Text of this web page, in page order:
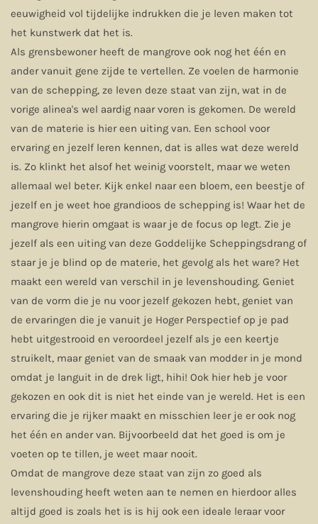
eeuwigheid vol tijdelijke indrukken die je leven maken tot
het kunstwerk dat het is.
Als grensbewoner heeft de mangrove ook nog het één en
ander vanuit gene zijde te vertellen. Ze voelen de harmonie
van de schepping, ze leven deze staat van zijn, wat in de
vorige alinea's wel aardig naar voren is gekomen. De wereld
van de materie is hier een uiting van. Een school voor
ervaring en jezelf leren kennen, dat is alles wat deze wereld
is. Zo klinkt het alsof het weinig voorstelt, maar we weten
allemaal wel beter. Kijk enkel naar een bloem, een beestje of
jezelf en je weet hoe grandioos de schepping is! Waar het de
mangrove hierin omgaat is waar je de focus op legt. Zie je
jezelf als een uiting van deze Goddelijke Scheppingsdrang of
staar je je blind op de materie, het gevolg als het ware? Het
maakt een wereld van verschil in je levenshouding. Geniet
van de vorm die je nu voor jezelf gekozen hebt, geniet van
de ervaringen die je vanuit je Hoger Perspectief op je pad
hebt uitgestrooid en veroordeel jezelf als je een keertje
struikelt, maar geniet van de smaak van modder in je mond
omdat je languit in de drek ligt, hihi! Ook hier heb je voor
gekozen en ook dit is niet het einde van je wereld. Het is een
ervaring die je rijker maakt en misschien leer je er ook nog
het één en ander van. Bijvoorbeeld dat het goed is om je
voeten op te tillen, je weet maar nooit.
Omdat de mangrove deze staat van zijn zo goed als
levenshouding heeft weten aan te nemen en hierdoor alles
altijd goed is zoals het is is hij ook een ideale leraar voor